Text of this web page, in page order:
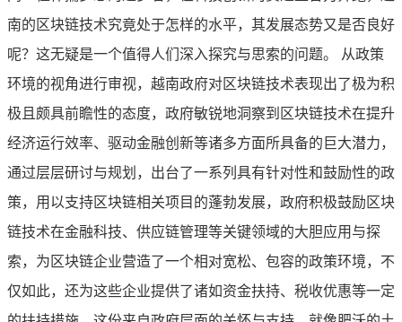
南的区块链技术究竟处于怎样的水平，其发展态势又是否良好
呢？这无疑是一个值得人们深入探究与思索的问题。 从政策
环境的视角进行审视，越南政府对区块链技术表现出了极为积
极且颇具前瞻性的态度，政府敏锐地洞察到区块链技术在提升
经济运行效率、驱动金融创新等诸多方面所具备的巨大潜力，
通过层层研讨与规划，出台了一系列具有针对性和鼓励性的政
策，用以支持区块链相关项目的蓬勃发展，政府积极鼓励区块
链技术在金融科技、供应链管理等关键领域的大胆应用与探
索，为区块链企业营造了一个相对宽松、包容的政策环境，不
仅如此，还为这些企业提供了诸如资金扶持、税收优惠等一定